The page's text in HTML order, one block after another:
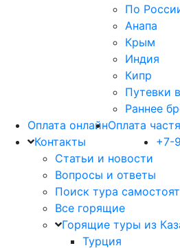
По
Анапа
Крым
Индия
Кипр
Путевки
Раннее
Оплата онлайнОплата
Контакты
Статьи и новости
Вопросы и ответы
+7-
Поиск тура
Все горящие
Горящие туры из
Турция